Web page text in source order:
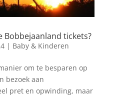
Bobbejaanland tickets?
| Baby & Kinderen
om te besparen op
bezoek aan
pret en opwinding, maar